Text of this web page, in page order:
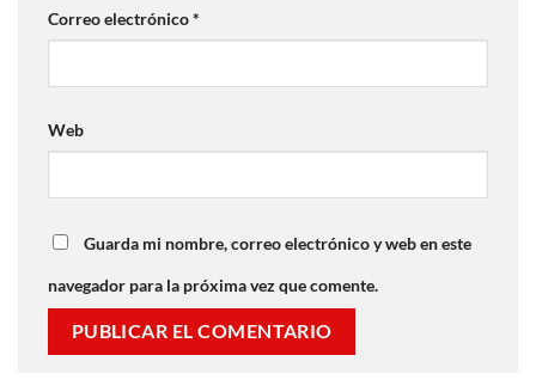
Correo electrónico*
Web
Guarda mi nombre, correo electrónico y web en este
navegador para la próxima vez que comente.